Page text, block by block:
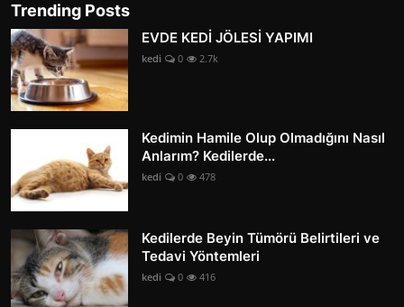
Trending Posts
EVDE KEDİ JÖLESİ YAPIMI
kedi 0 2.7k
Kedimin Hamile Olup Olmadığını Nasıl
Anlarım? Kedilerde...
kedi 0 478
Kedilerde Beyin Tümörü Belirtileri ve
Tedavi Yöntemleri
kedi 0 416